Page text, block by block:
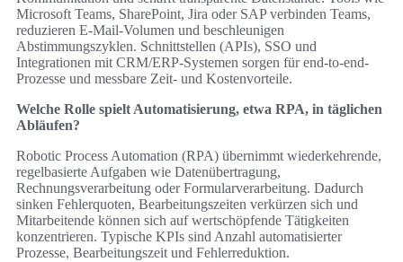
Microsoft Teams, SharePoint, Jira oder SAP verbinden Teams,
reduzieren E‑Mail‑Volumen und beschleunigen
Abstimmungszyklen. Schnittstellen (APIs), SSO und
Integrationen mit CRM/ERP-Systemen sorgen für end-to-end-
Prozesse und messbare Zeit- und Kostenvorteile.
Welche Rolle spielt Automatisierung, etwa RPA, in täglichen
Abläufen?
Robotic Process Automation (RPA) übernimmt wiederkehrende,
regelbasierte Aufgaben wie Datenübertragung,
Rechnungsverarbeitung oder Formularverarbeitung. Dadurch
sinken Fehlerquoten, Bearbeitungszeiten verkürzen sich und
Mitarbeitende können sich auf wertschöpfende Tätigkeiten
konzentrieren. Typische KPIs sind Anzahl automatisierter
Prozesse, Bearbeitungszeit und Fehlerreduktion.